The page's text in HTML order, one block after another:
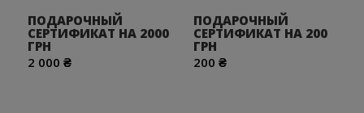
ПОДАРОЧНЫЙ
СЕРТИФИКАТ НА 2000
ГРН
2 000 ₴
ПОДАРОЧНЫЙ
СЕРТИФИКАТ НА 200
ГРН
200 ₴